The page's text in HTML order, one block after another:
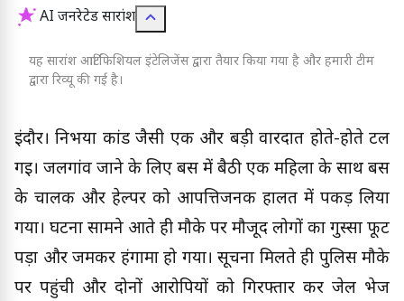
AI जनरेटेड सारांश
यह सारांश आर्टिफिशियल इंटेलिजेंस द्वारा तैयार किया गया है और हमारी टीम
द्वारा रिव्यू की गई है।
इंदौर। निर्भया कांड जैसी एक और बड़ी वारदात होते-होते टल
गई। जलगांव जाने के लिए बस में बैठी एक महिला के साथ बस
के चालक और हेल्पर को आपत्तिजनक हालत में पकड़ लिया
गया। घटना सामने आते ही मौके पर मौजूद लोगों का गुस्सा फूट
पड़ा और जमकर हंगामा हो गया। सूचना मिलते ही पुलिस मौके
पर पहुंची और दोनों आरोपियों को गिरफ्तार कर जेल भेज